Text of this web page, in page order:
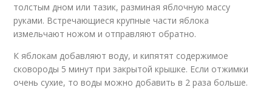
толстым дном или тазик, разминая яблочную массу
руками. Встречающиеся крупные части яблока
измельчают ножом и отправляют обратно.
К яблокам добавляют воду, и кипятят содержимое
сковороды 5 минут при закрытой крышке. Если отжимки
очень сухие, то воды можно добавить в 2 раза больше.